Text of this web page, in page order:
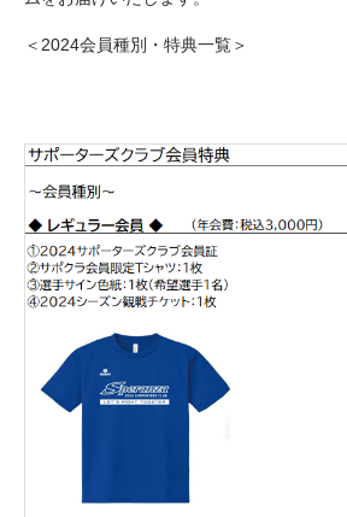
＜2024会員種別・特典一覧＞